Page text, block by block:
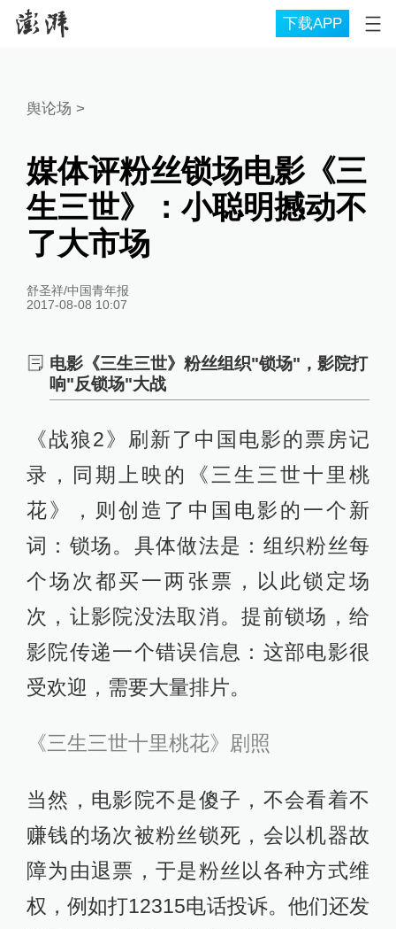
下载APP
舆论场 >
媒体评粉丝锁场电影《三
生三世》：小聪明撼动不
了大市场
舒圣祥/中国青年报
2017-08-08 10:07
电影《三生三世》粉丝组织"锁场"，影院打
响"反锁场"大战
《战狼2》刷新了中国电影的票房记
录，同期上映的《三生三世十里桃
花》，则创造了中国电影的一个新
词：锁场。具体做法是：组织粉丝每
个场次都买一两张票，以此锁定场
次，让影院没法取消。提前锁场，给
影院传递一个错误信息：这部电影很
受欢迎，需要大量排片。
《三生三世十里桃花》剧照
当然，电影院不是傻子，不会看着不
赚钱的场次被粉丝锁死，会以机器故
障为由退票，于是粉丝以各种方式维
权，例如打12315电话投诉。他们还发